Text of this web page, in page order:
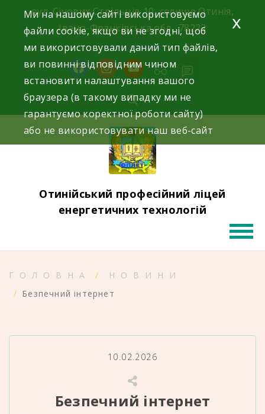
content
вул. Січових Стрільців 10, селище Отинія,
Івано-Франківська обл., 78223
03433 62380
facebookinstagramyoutube
Отинійський професійний ліцей
енергетичних технологій
ГОЛОВНА
НОВИНИ
Безпечний інтернет
10.02.2026
Безпечний інтернет
Ми на нашому сайті використовуємо
файли cookie, якщо ви не згодні, щоб
ми використовували даний тип файлів,
ви повинні відповідним чином
встановити налаштування вашого
браузера (в такому випадку ми не
гарантуємо коректної роботи сайту)
або не використовувати наш веб-сайт
x